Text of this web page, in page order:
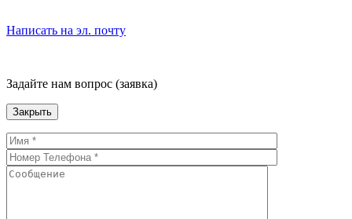
Написать на эл. почту
Задайте нам вопрос (заявка)
Закрыть